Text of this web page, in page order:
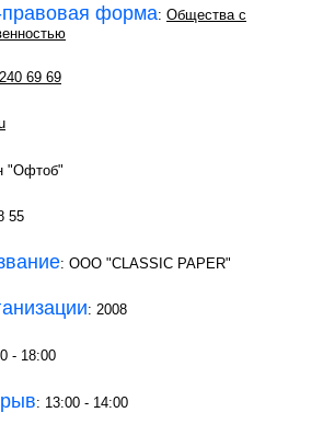
форма: Общества с
69 69
"Офтоб"
55
: OOO "CLASSIC PAPER"
: 2008
- 18:00
: 13:00 - 14:00